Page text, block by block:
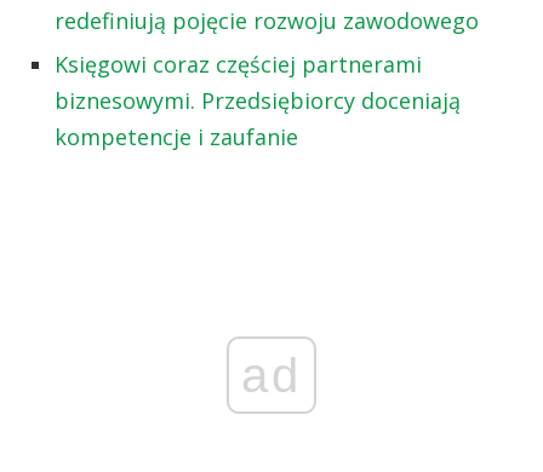
redefiniują pojęcie rozwoju zawodowego
Księgowi coraz częściej partnerami
biznesowymi. Przedsiębiorcy doceniają
kompetencje i zaufanie
ad